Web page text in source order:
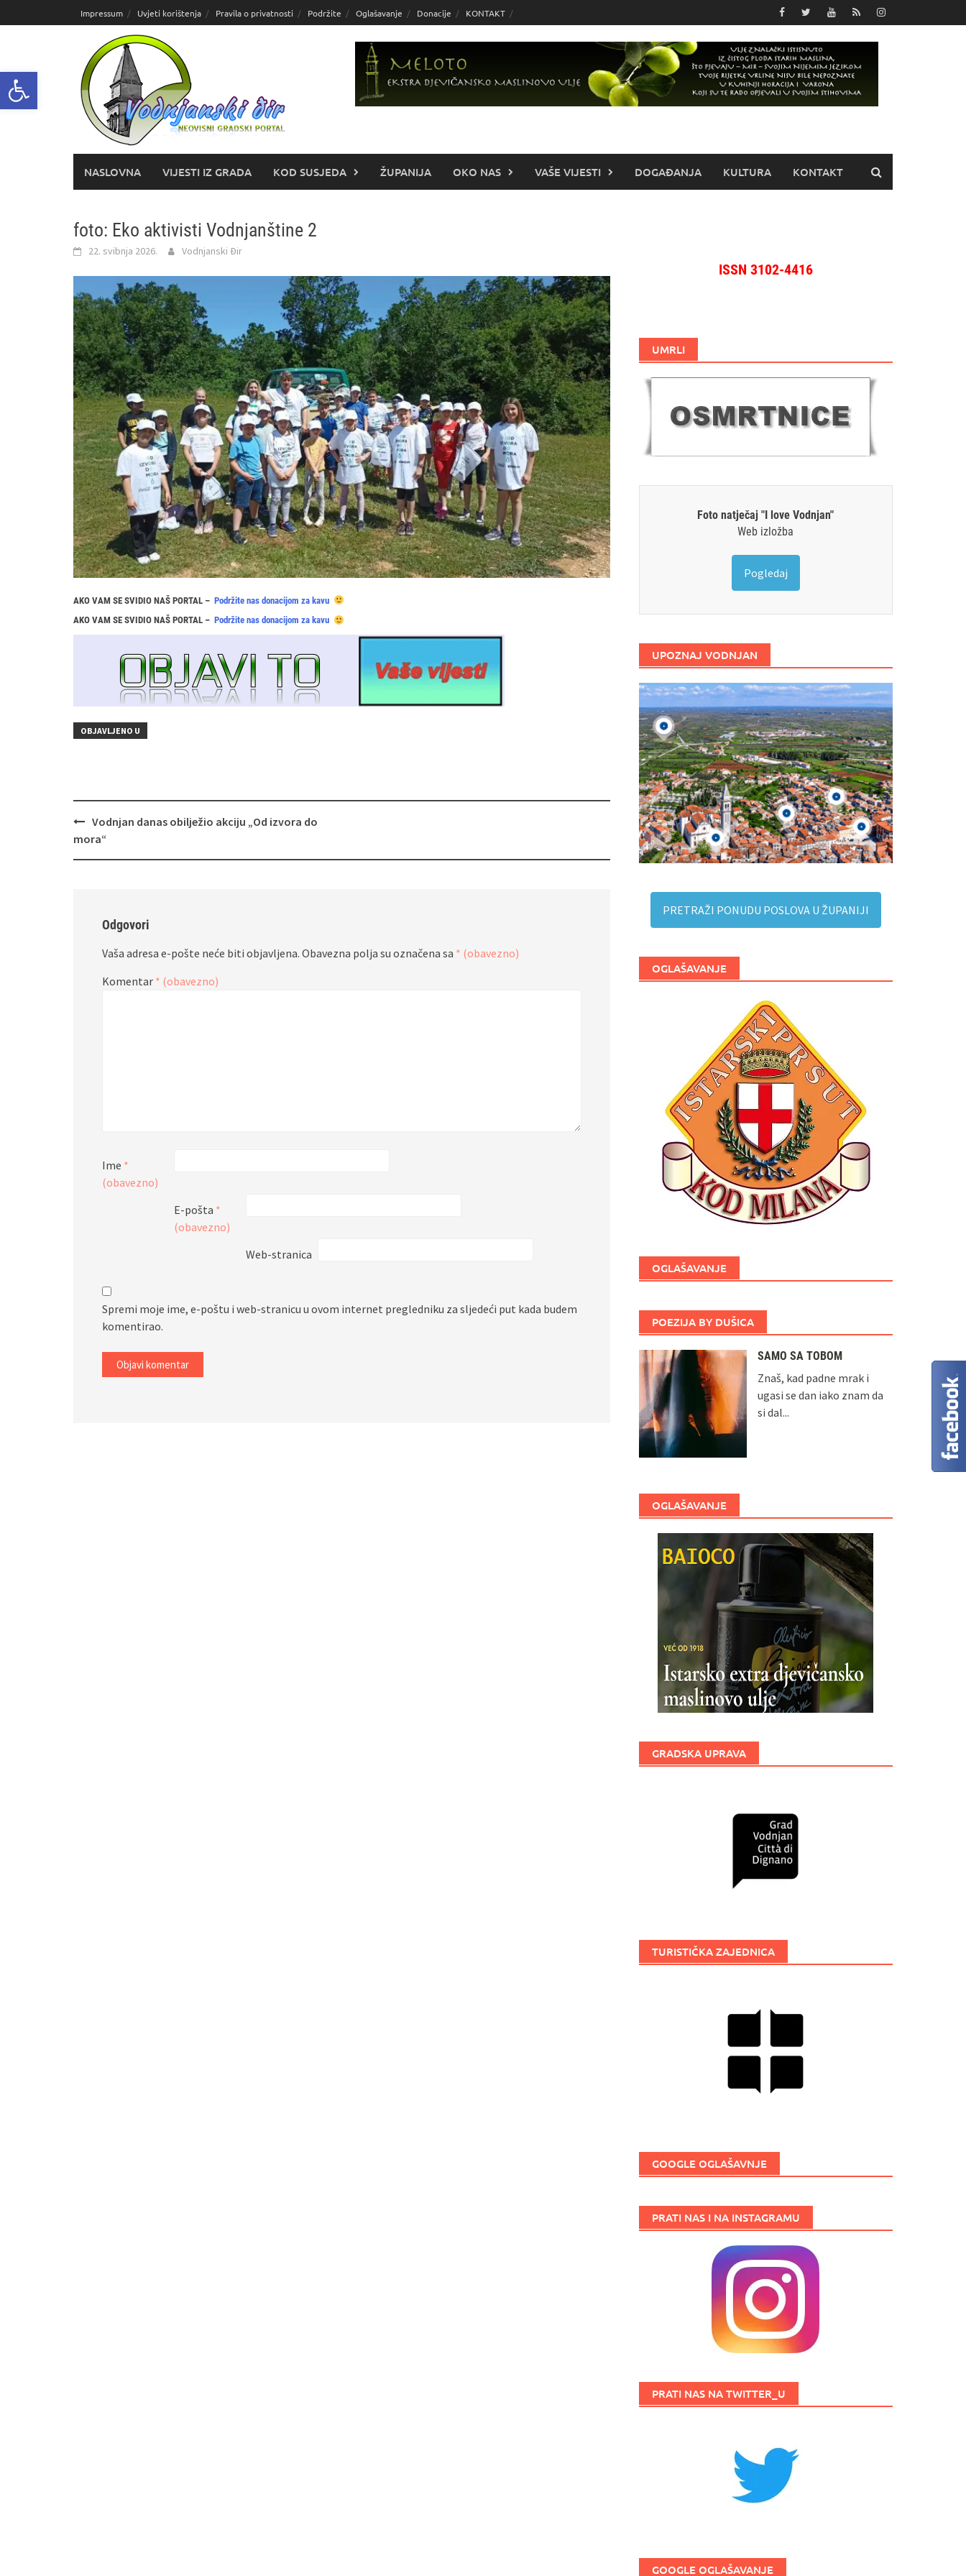
Open toolbar
do
Impressum Uvjeti korištenja Pravila o privatnosti Podržite Oglašavanje Donacije KONTAKT
NASLOVNA VIJESTI IZ GRADA KOD SUSJEDA ŽUPANIJA OKO NAS VAŠE VIJESTI DOGAĐANJA KULTURA KONTAKT
foto: Eko aktivisti Vodnjanštine 2
22. svibnja 2026. Vodnjanski Đir
AKO VAM SE SVIDIO NAŠ PORTAL – Podržite nas donacijom za kavu
AKO VAM SE SVIDIO NAŠ PORTAL – Podržite nas donacijom za kavu
OBJAVLJENO U
Navigacija
objava
Vodnjan danas obilježio akciju „Od izvora do
mora“
Odgovori
Vaša adresa e-pošte neće biti objavljena. Obavezna polja su označena sa * (obavezno)
Komentar * (obavezno)
Ime *
(obavezno)
E-pošta *
(obavezno)
Web-stranica
Spremi moje ime, e-poštu i web-stranicu u ovom internet pregledniku za sljedeći put kada budem
komentirao.
ISSN 3102-4416
UMRLI
Foto natječaj "I love Vodnjan"
Web izložba
Pogledaj
UPOZNAJ VODNJAN
PRETRAŽI PONUDU POSLOVA U ŽUPANIJI
OGLAŠAVANJE
OGLAŠAVANJE
POEZIJA BY DUŠICA
SAMO SA TOBOM
Znaš, kad padne mrak i
ugasi se dan iako znam da
si dal...
OGLAŠAVANJE
GRADSKA UPRAVA
TURISTIČKA ZAJEDNICA
GOOGLE OGLAŠAVNJE
PRATI NAS I NA INSTAGRAMU
PRATI NAS NA TWITTER_U
GOOGLE OGLAŠAVANJE